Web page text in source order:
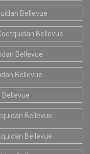
Bellevue
Bellevue
Bellevue
Bellevue
Bellevue
Bellevue
Bellevue